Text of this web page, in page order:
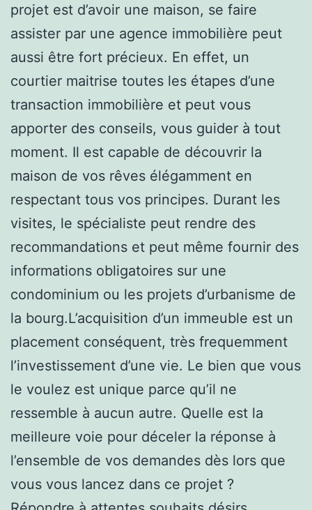
projet est d’avoir une maison, se faire
assister par une agence immobilière peut
aussi être fort précieux. En effet, un
courtier maitrise toutes les étapes d’une
transaction immobilière et peut vous
apporter des conseils, vous guider à tout
moment. Il est capable de découvrir la
maison de vos rêves élégamment en
respectant tous vos principes. Durant les
visites, le spécialiste peut rendre des
recommandations et peut même fournir des
informations obligatoires sur une
condominium ou les projets d’urbanisme de
la bourg.L’acquisition d’un immeuble est un
placement conséquent, très frequemment
l’investissement d’une vie. Le bien que vous
le voulez est unique parce qu’il ne
ressemble à aucun autre. Quelle est la
meilleure voie pour déceler la réponse à
l’ensemble de vos demandes dès lors que
vous vous lancez dans ce projet ?